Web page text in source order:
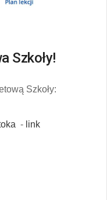
Szkoły!
Szkoły:
- link